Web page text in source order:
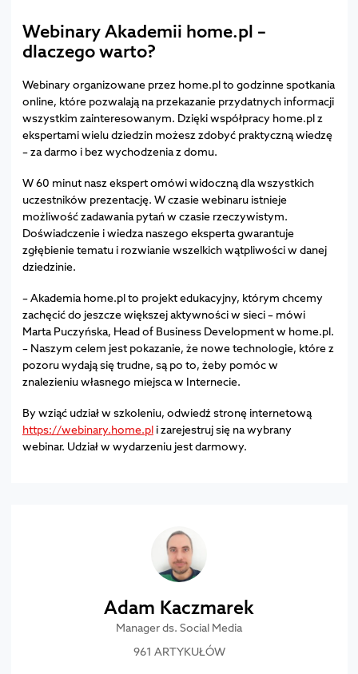
Webinary Akademii home.pl –
dlaczego warto?
Webinary organizowane przez home.pl to godzinne spotkania
online, które pozwalają na przekazanie przydatnych informacji
wszystkim zainteresowanym. Dzięki współpracy home.pl z
ekspertami wielu dziedzin możesz zdobyć praktyczną wiedzę
– za darmo i bez wychodzenia z domu.
W 60 minut nasz ekspert omówi widoczną dla wszystkich
uczestników prezentację. W czasie webinaru istnieje
możliwość zadawania pytań w czasie rzeczywistym.
Doświadczenie i wiedza naszego eksperta gwarantuje
zgłębienie tematu i rozwianie wszelkich wątpliwości w danej
dziedzinie.
– Akademia home.pl to projekt edukacyjny, którym chcemy
zachęcić do jeszcze większej aktywności w sieci – mówi
Marta Puczyńska, Head of Business Development w home.pl.
– Naszym celem jest pokazanie, że nowe technologie, które z
pozoru wydają się trudne, są po to, żeby pomóc w
znalezieniu własnego miejsca w Internecie.
By wziąć udział w szkoleniu, odwiedź stronę internetową
https://webinary.home.pli zarejestruj się na wybrany
webinar. Udział w wydarzeniu jest darmowy.
Adam Kaczmarek
Manager ds. Social Media
961 ARTYKUŁÓW